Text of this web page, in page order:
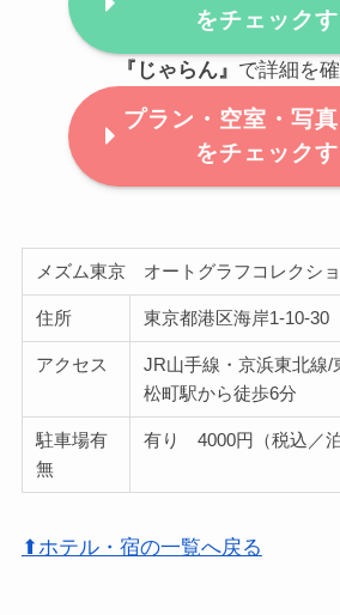
をチェック
『じゃらん』 で詳細を
プラン・空室・写
をチェック
メズム東京 オートグラフコレクシ
住所 東京都港区海岸1-10-30
アクセス
JR山手線・京浜東北
松町駅から徒歩6分
駐車場有
無
有り 4000円（税込／
⬆ホテル・宿の一覧へ戻る